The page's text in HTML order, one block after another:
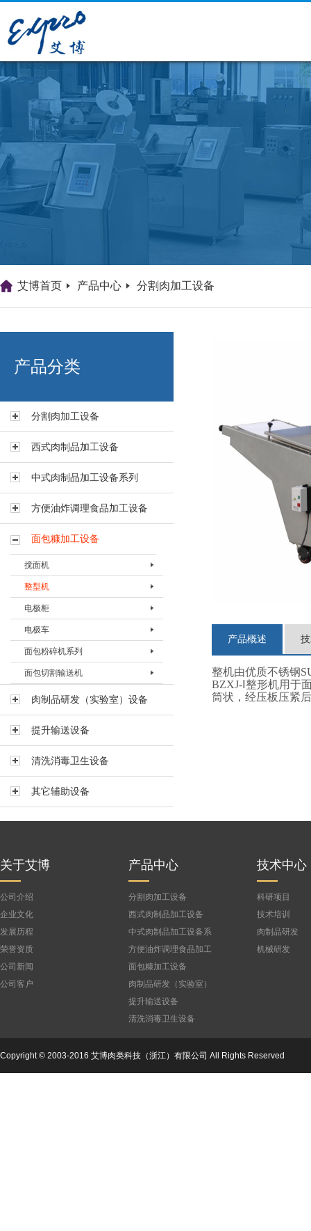
艾博肉类科技（浙江）有限
公司
艾博首页 产品中心 分割肉加工设备
产品分类
分割肉加工设备
西式肉制品加工设备
中式肉制品加工设备系列
方便油炸调理食品加工设备
面包糠加工设备
搅面机
搅面机BJBJ-200A
整型机
整型机BZXJ-Ⅰ
电极柜
电极柜BDJG-Ⅰ
电极车
面包粉碎机系列
面包粉碎机BFSJ-I
面包粉碎机BFSJ-Ⅱ
面包粉碎机BFSJ-III
面包切割输送机
面包切割输送机
肉制品研发（实验室）设备
提升输送设备
清洗消毒卫生设备
其它辅助设备
产品概述
整机由优质不锈钢
BZXJ-Ⅰ整形机用于
筒状，经压板压紧
关于艾博
公司介绍
企业文化
发展历程
荣誉资质
公司新闻
公司客户
产品中心
分割肉加工设备
西式肉制品加工设备
中式肉制品加工设备系
列
方便油炸调理食品加工
设备
面包糠加工设备
肉制品研发（实验室）
设备
提升输送设备
清洗消毒卫生设备
技术中心
科研项目
技术培训
肉制品研发
机械研发
Copyright © 2003-2016 艾博肉类科技（浙江）有限公司 All Rights Reserved